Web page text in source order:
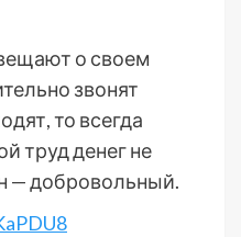
о своем
звонят
то всегда
труд денег не
— добровольный.